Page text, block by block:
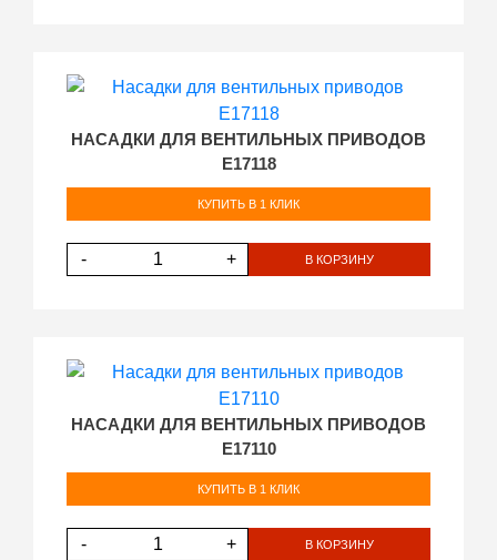
НАСАДКИ ДЛЯ ВЕНТИЛЬНЫХ ПРИВОДОВ
E17118
КУПИТЬ В 1 КЛИК
- + В КОРЗИНУ
НАСАДКИ ДЛЯ ВЕНТИЛЬНЫХ ПРИВОДОВ
E17110
КУПИТЬ В 1 КЛИК
- + В КОРЗИНУ